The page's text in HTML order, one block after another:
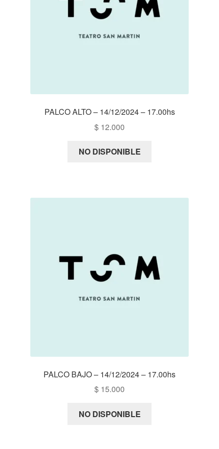
PALCO ALTO – 14/12/2024 – 17.00hs
$ 12.000
NO DISPONIBLE
PALCO BAJO – 14/12/2024 – 17.00hs
$ 15.000
NO DISPONIBLE